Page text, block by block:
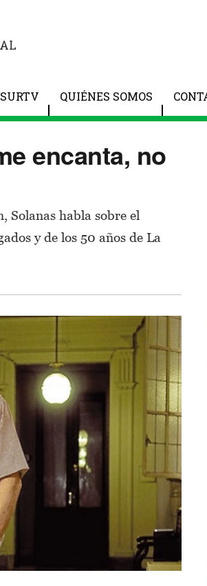
QUIÉNES SOMOS
encanta, no
Solanas habla sobre el
y de los 50 años de La